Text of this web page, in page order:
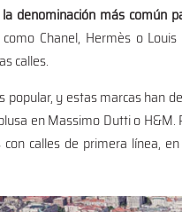
la denominación más común
Chanel, Hermès o
calles.
popular, y estas marcas han
en Massimo Dutti o
calles de primera línea,